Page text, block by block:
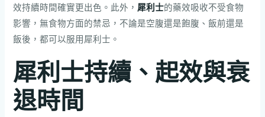
效持續時間確實更出色。此外， 犀利士的藥效吸收不受食物
影響，無食物方面的禁忌，不論是空腹還是飽腹、飯前還是
飯後，都可以服用犀利士。
犀利士持續、起效與衰
退時間